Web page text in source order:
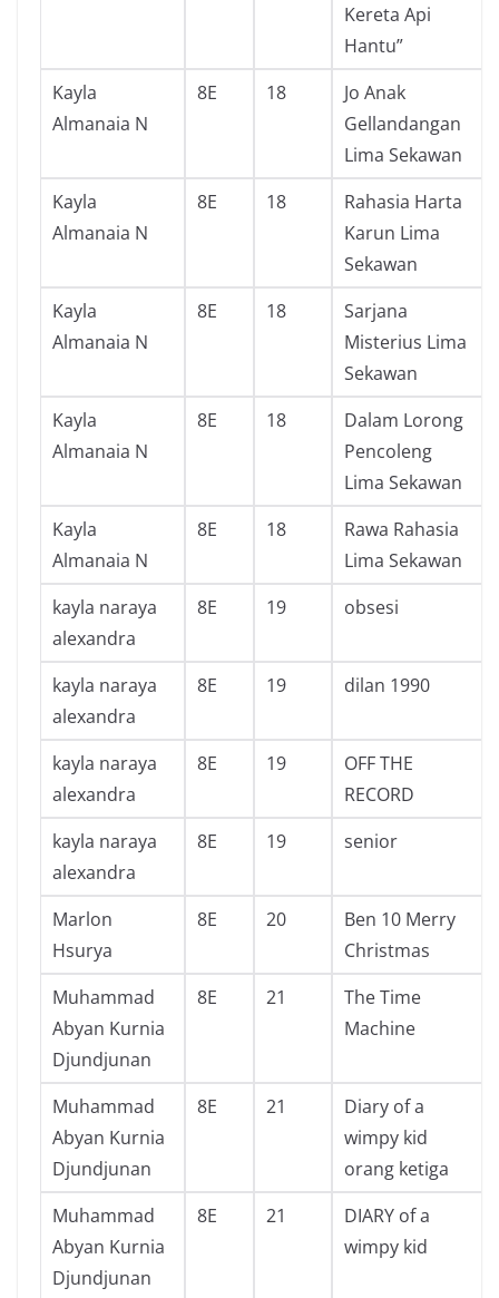
Kereta Api
Hantu”
Kayla
Almanaia N
8E 18
Jo Anak
Gellandangan
Lima Sekawan
Kayla
Almanaia N
8E 18
Rahasia Harta
Karun Lima
Sekawan
Kayla
Almanaia N
8E 18
Sarjana
Misterius Lima
Sekawan
Kayla
Almanaia N
8E 18
Dalam Lorong
Pencoleng
Lima Sekawan
Kayla
Almanaia N
8E 18
Rawa Rahasia
Lima Sekawan
kayla naraya
alexandra
8E 19 obsesi
kayla naraya
alexandra
8E 19 dilan 1990
kayla naraya
alexandra
8E 19
OFF THE
RECORD
kayla naraya
alexandra
8E 19 senior
Marlon
Hsurya
8E 20
Ben 10 Merry
Christmas
Muhammad
Abyan Kurnia
Djundjunan
8E 21
The Time
Machine
Muhammad
Abyan Kurnia
Djundjunan
8E 21
Diary of a
wimpy kid
orang ketiga
Muhammad
Abyan Kurnia
Djundjunan
8E 21
DIARY of a
wimpy kid